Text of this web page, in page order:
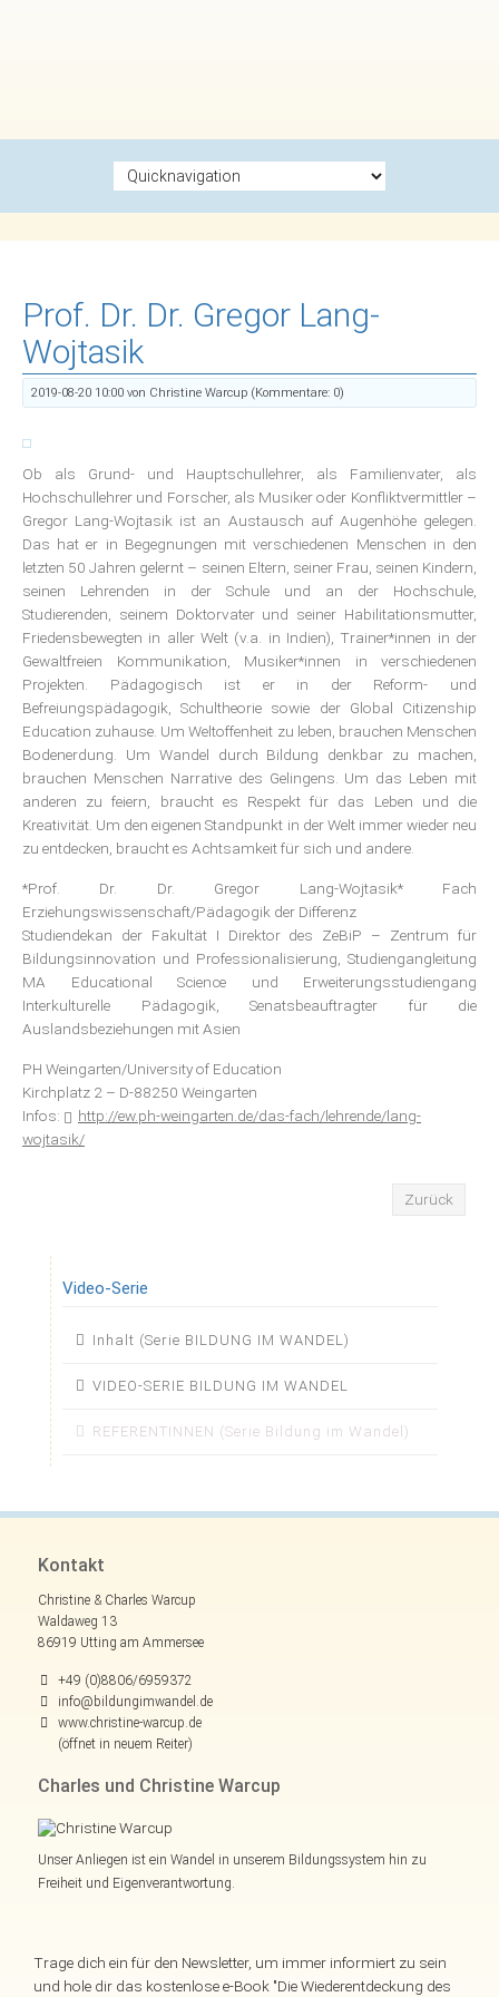
Prof. Dr. Dr. Gregor Lang-
Wojtasik
2019-08-20 10:00 von Christine Warcup (Kommentare: 0)
Ob als Grund- und Hauptschullehrer, als Familienvater, als
Hochschullehrer und Forscher, als Musiker oder Konfliktvermittler –
Gregor Lang-Wojtasik ist an Austausch auf Augenhöhe gelegen.
Das hat er in Begegnungen mit verschiedenen Menschen in den
letzten 50 Jahren gelernt – seinen Eltern, seiner Frau, seinen Kindern,
seinen Lehrenden in der Schule und an der Hochschule,
Studierenden, seinem Doktorvater und seiner Habilitationsmutter,
Friedensbewegten in aller Welt (v.a. in Indien), Trainer*innen in der
Gewaltfreien Kommunikation, Musiker*innen in verschiedenen
Projekten. Pädagogisch ist er in der Reform- und
Befreiungspädagogik, Schultheorie sowie der Global Citizenship
Education zuhause. Um Weltoffenheit zu leben, brauchen Menschen
Bodenerdung. Um Wandel durch Bildung denkbar zu machen,
brauchen Menschen Narrative des Gelingens. Um das Leben mit
anderen zu feiern, braucht es Respekt für das Leben und die
Kreativität. Um den eigenen Standpunkt in der Welt immer wieder neu
zu entdecken, braucht es Achtsamkeit für sich und andere.
*Prof. Dr. Dr. Gregor Lang-Wojtasik* Fach
Erziehungswissenschaft/Pädagogik der Differenz
Studiendekan der Fakultät I Direktor des ZeBiP – Zentrum für
Bildungsinnovation und Professionalisierung, Studiengangleitung
MA Educational Science und Erweiterungsstudiengang
Interkulturelle Pädagogik, Senatsbeauftragter für die
Auslandsbeziehungen mit Asien
PH Weingarten/University of Education
Kirchplatz 2 – D-88250 Weingarten
Infos:
http://ew.ph-weingarten.de/das-fach/lehrende/lang-
wojtasik/
Zurück
Video-Serie
Navigation
Inhalt (Serie BILDUNG IM WANDEL)
VIDEO-SERIE BILDUNG IM WANDEL
REFERENTINNEN (Serie Bildung im Wandel)
Kontakt
Christine & Charles Warcup
Waldaweg 13
86919 Utting am Ammersee
+49 (0)8806/6959372
info@bildungimwandel.de
www.christine-warcup.de
(öffnet in neuem Reiter)
Charles und Christine Warcup
Unser Anliegen ist ein Wandel in unserem Bildungssystem hin zu
Freiheit und Eigenverantwortung.
Trage dich ein für den Newsletter, um immer informiert zu sein
und hole dir das kostenlose e-Book "Die Wiederentdeckung des